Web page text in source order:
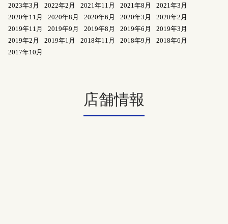
2023年3月
2022年2月 2021年11月 2021年8月
2021年3月
2020年11月
2020年8月 2020年6月 2020年3月
2020年2月
2019年11月
2019年9月 2019年8月 2019年6月
2019年3月
2019年2月
2019年1月 2018年11月 2018年9月
2018年6月
2017年10月
店舗情報